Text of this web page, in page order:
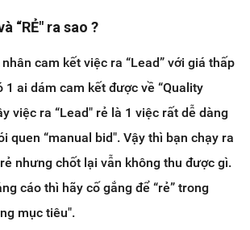
“RẺ" ra sao ?
cam kết việc ra “Lead” với giá thấp
1 ai dám cam kết được về “Quality
việc ra “Lead" rẻ là 1 việc rất dễ dàng
quen “manual bid". Vậy thì bạn chạy ra
nhưng chốt lại vẫn không thu được gì.
cáo thì hãy cố gắng để “rẻ” trong
mục tiêu".